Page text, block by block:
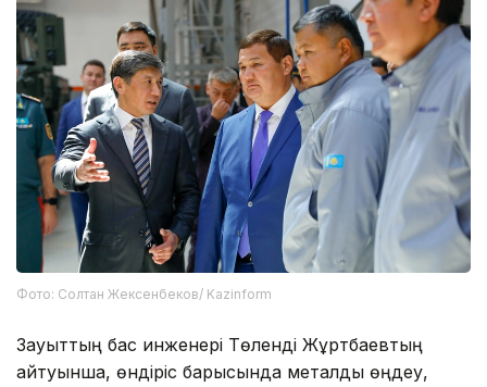
Фото: Солтан Жексенбеков/ Kazinform
Зауыттың бас инженері Төленді Жұртбаевтың
айтуынша, өндіріс барысында металды өңдеу,